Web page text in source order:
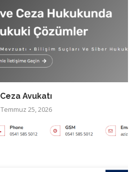
Ceza Avukatı
Temmuz 25, 2026